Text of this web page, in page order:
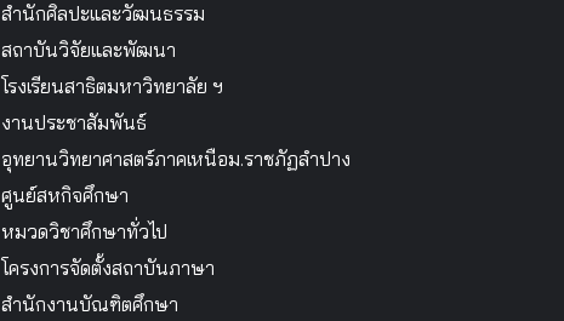
สำนักศิลปะและวัฒนธรรม
สถาบันวิจัยและพัฒนา
โรงเรียนสาธิตมหาวิทยาลัย ฯ
งานประชาสัมพันธ์
อุทยานวิทยาศาสตร์ภาคเหนือม.ราชภัฏลำปาง
ศูนย์สหกิจศึกษา
หมวดวิชาศึกษาทั่วไป
โครงการจัดตั้งสถาบันภาษา
สำนักงานบัณฑิตศึกษา